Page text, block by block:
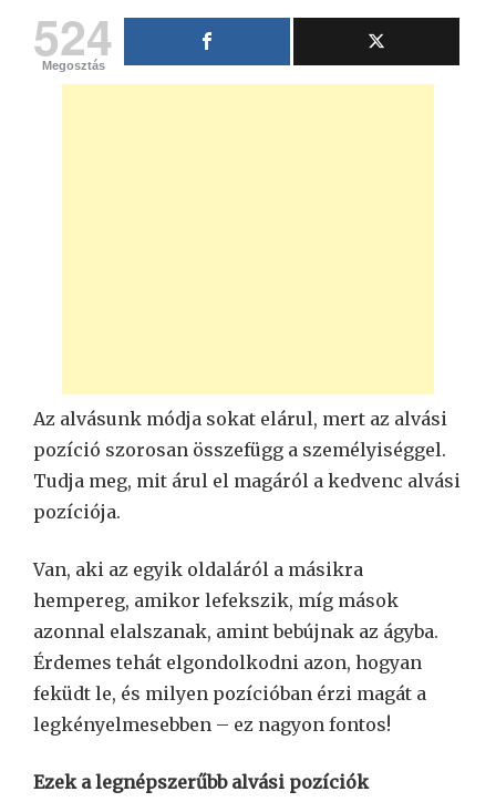
524
Megosztás
Az alvásunk módja sokat elárul, mert az alvási
pozíció szorosan összefügg a személyiséggel.
Tudja meg, mit árul el magáról a kedvenc alvási
pozíciója.
Van, aki az egyik oldaláról a másikra
hempereg, amikor lefekszik, míg mások
azonnal elalszanak, amint bebújnak az ágyba.
Érdemes tehát elgondolkodni azon, hogyan
feküdt le, és milyen pozícióban érzi magát a
legkényelmesebben – ez nagyon fontos!
Ezek a legnépszerűbb alvási pozíciók